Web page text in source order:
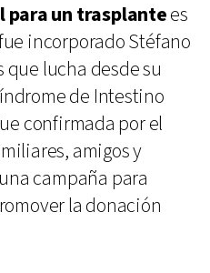
para un trasplantees
incorporado Stéfano
que lucha desde su
de Intestino
confirmada por el
amigos y
campaña para
la donación